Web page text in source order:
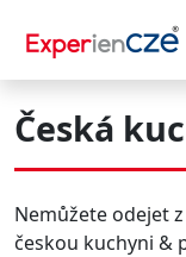
Česká
Nemůžete odejet
českou kuchyni &